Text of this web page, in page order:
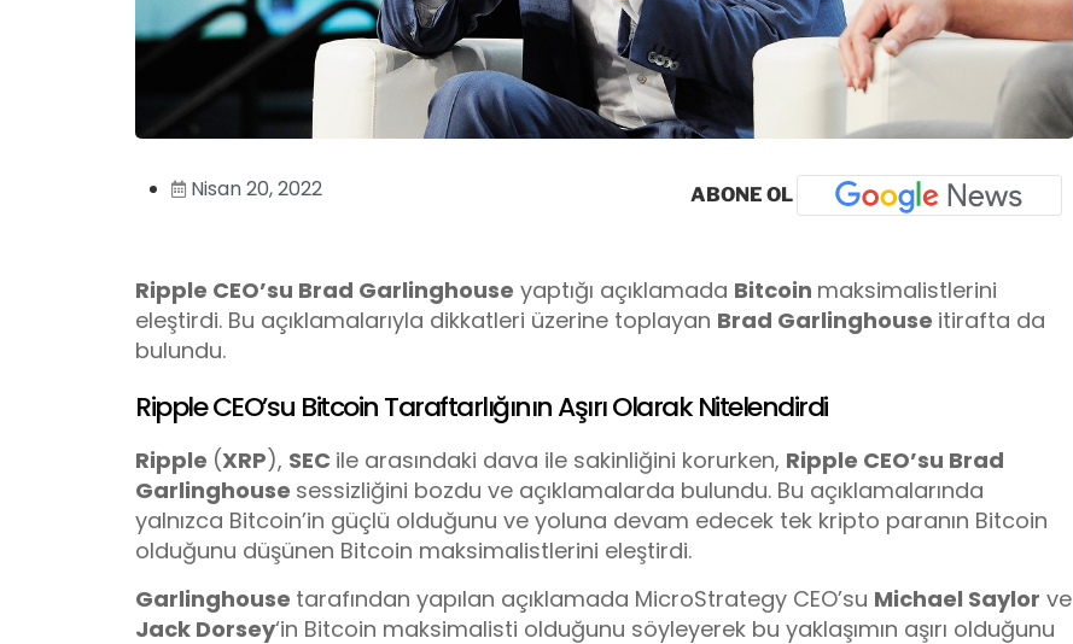
Nisan 20, 2022 ABONE OL
Ripple CEO’su Brad Garlinghouse yaptığı açıklamada Bitcoin maksimalistlerini
eleştirdi. Bu açıklamalarıyla dikkatleri üzerine toplayan Brad Garlinghouse itirafta da
bulundu.
Ripple CEO’su Bitcoin Taraftarlığının Aşırı Olarak Nitelendirdi
Ripple (XRP), SEC ile arasındaki dava ile sakinliğini korurken, Ripple CEO’su Brad
Garlinghouse sessizliğini bozdu ve açıklamalarda bulundu. Bu açıklamalarında
yalnızca Bitcoin’in güçlü olduğunu ve yoluna devam edecek tek kripto paranın Bitcoin
olduğunu düşünen Bitcoin maksimalistlerini eleştirdi.
Garlinghouse tarafından yapılan açıklamada MicroStrategy CEO’su Michael Saylor ve
Jack Dorsey‘in Bitcoin maksimalisti olduğunu söyleyerek bu yaklaşımın aşırı olduğunu